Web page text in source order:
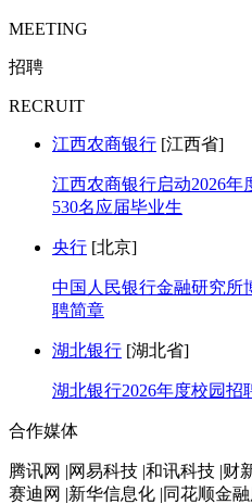
MEETING
招聘
RECRUIT
江西农商银行 [江西省]
江西农商银行启动2026
530名应届毕业生
央行 [北京]
中国人民银行金融研究所
聘简章
湖北银行 [湖北省]
湖北银行2026年度校园招
合作媒体
腾讯网 |网易科技 |和讯科技 |财
赛迪网 |新华信息化 |同花顺金